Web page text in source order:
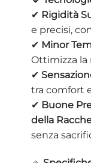
✔ Rigidità
e precisi,
✔ Minor
Ottimizza la
✔
tra comfort
✔ Buone
della
senza